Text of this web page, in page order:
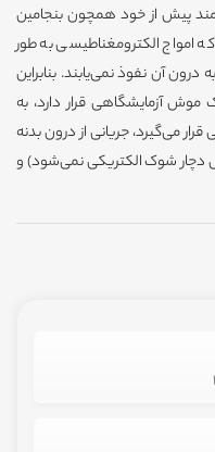
پیش از خود همچون بنجامین
امواج الکترومغناطیسی به طور
آن نفوذ نمی‌یابند. بنابراین
آزمایشگاهی قرار دارد، به
می‌گیرد، جریانی از درون بدنه
شوک الکتریکی‌ نمی‌شود) و